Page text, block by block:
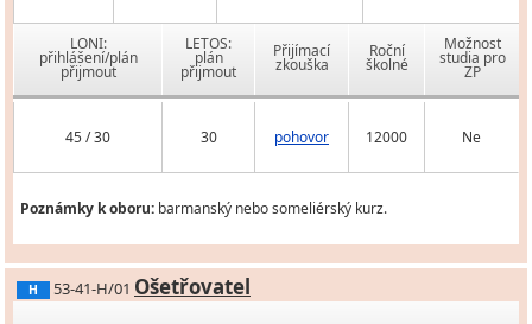
LONI:
přihlášení/plán
přijmout
LETOS:
plán
přijmout
Přijímací
zkouška
Roční
školné
Možnost
studia pro
ZP
45 / 30 30 pohovor 12000 Ne
Poznámky k oboru: barmanský nebo someliérský kurz.
H 53-41-H/01 Ošetřovatel